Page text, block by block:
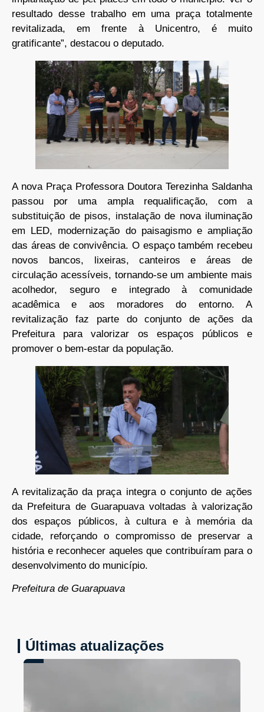
resultado desse trabalho em uma praça totalmente
revitalizada, em frente à Unicentro, é muito
gratificante”, destacou o deputado.
A nova Praça Professora Doutora Terezinha Saldanha
passou por uma ampla requalificação, com a
substituição de pisos, instalação de nova iluminação
em LED, modernização do paisagismo e ampliação
das áreas de convivência. O espaço também recebeu
novos bancos, lixeiras, canteiros e áreas de
circulação acessíveis, tornando-se um ambiente mais
acolhedor, seguro e integrado à comunidade
acadêmica e aos moradores do entorno. A
revitalização faz parte do conjunto de ações da
Prefeitura para valorizar os espaços públicos e
promover o bem-estar da população.
A revitalização da praça integra o conjunto de ações
da Prefeitura de Guarapuava voltadas à valorização
dos espaços públicos, à cultura e à memória da
cidade, reforçando o compromisso de preservar a
história e reconhecer aqueles que contribuíram para o
desenvolvimento do município.
Prefeitura de Guarapuava
Últimas atualizações